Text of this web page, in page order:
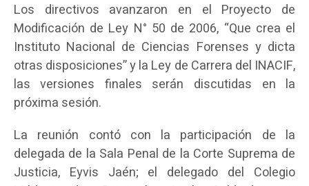
Los directivos avanzaron en el Proyecto de
Modificación de Ley N° 50 de 2006, “Que crea el
Instituto Nacional de Ciencias Forenses y dicta
otras disposiciones” y la Ley de Carrera del INACIF,
las versiones finales serán discutidas en la
próxima sesión.
La reunión contó con la participación de la
delegada de la Sala Penal de la Corte Suprema de
Justicia, Eyvis Jaén; el delegado del Colegio